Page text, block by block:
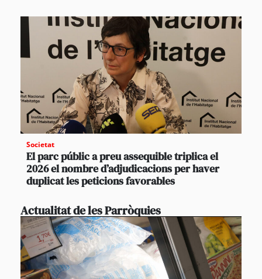
Societat
El parc públic a preu assequible triplica el
2026 el nombre d’adjudicacions per haver
duplicat les peticions favorables
Actualitat de les Parròquies